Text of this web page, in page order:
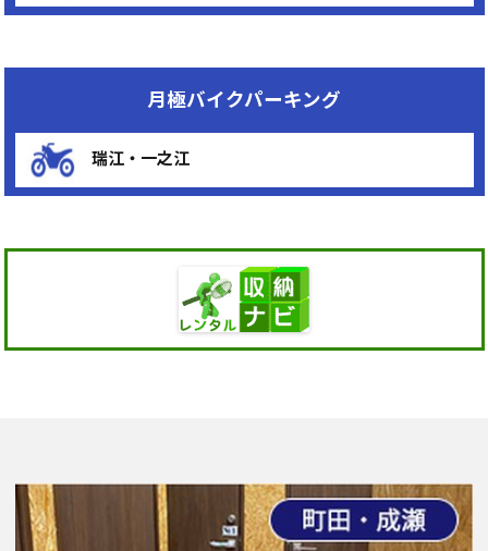
月極バイクパーキング
瑞江・一之江